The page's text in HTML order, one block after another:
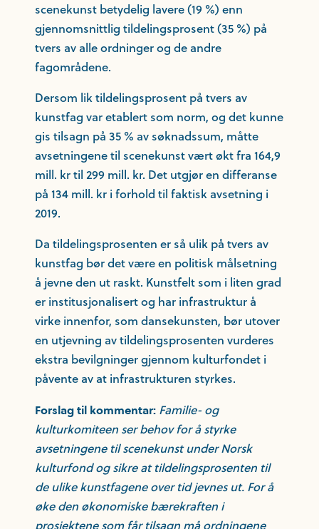
scenekunst betydelig lavere (19 %) enn
gjennomsnittlig tildelingsprosent (35 %) på
tvers av alle ordninger og de andre
fagområdene.
Dersom lik tildelingsprosent på tvers av
kunstfag var etablert som norm, og det kunne
gis tilsagn på 35 % av søknadssum, måtte
avsetningene til scenekunst vært økt fra 164,9
mill. kr til 299 mill. kr. Det utgjør en differanse
på 134 mill. kr i forhold til faktisk avsetning i
2019.
Da tildelingsprosenten er så ulik på tvers av
kunstfag bør det være en politisk målsetning
å jevne den ut raskt. Kunstfelt som i liten grad
er institusjonalisert og har infrastruktur å
virke innenfor, som dansekunsten, bør utover
en utjevning av tildelingsprosenten vurderes
ekstra bevilgninger gjennom kulturfondet i
påvente av at infrastrukturen styrkes.
Forslag til kommentar: Familie- og
kulturkomiteen ser behov for å styrke
avsetningene til scenekunst under Norsk
kulturfond og sikre at tildelingsprosenten til
de ulike kunstfagene over tid jevnes ut. For å
øke den økonomiske bærekraften i
prosjektene som får tilsagn må ordningene